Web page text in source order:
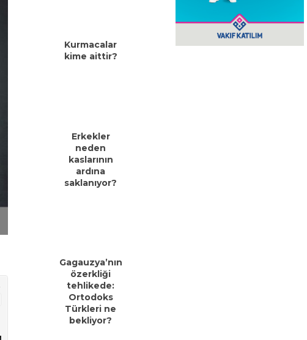
Kurmacalar
kime aittir?
Erkekler
neden
kaslarının
ardına
saklanıyor?
Gagauzya’nın
özerkliği
tehlikede:
Ortodoks
Türkleri ne
bekliyor?